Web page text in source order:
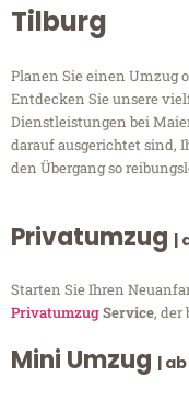
Tilburg
Planen Sie einen Umzug
Entdecken Sie unsere
Dienstleistungen bei
darauf ausgerichtet sind,
den Übergang so
Privatumzug |
Starten Sie Ihren
PrivatumzugService, der
Mini Umzug |